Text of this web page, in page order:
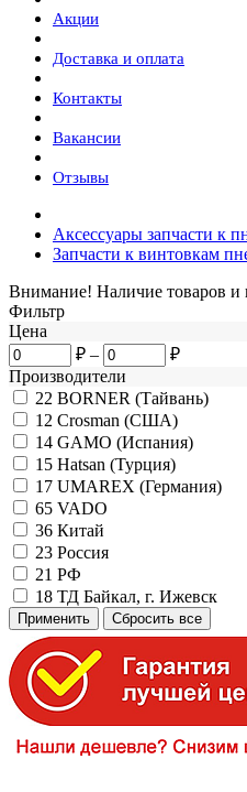
Акции
Доставка и оплата
Контакты
Вакансии
Отзывы
Аксессуары запчасти к
Запчасти к винтовкам
Внимание! Наличие товаров и
Фильтр
Цена
₽ –
₽
Производители
22 BORNER (Тайвань)
12 Crosman (США)
14 GAMO (Испания)
15 Hatsan (Турция)
17 UMAREX (Германия)
65 VADO
36 Китай
23 Россия
21 РФ
18 ТД Байкал, г. Ижевск